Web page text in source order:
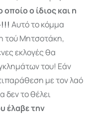
ο ίδιος και η
Αυτό το κόμμα
τού Μητσοτάκη,
εκλογές θα
του! Εάν
με τον λαό
δεν το θέλει
έλαβε την